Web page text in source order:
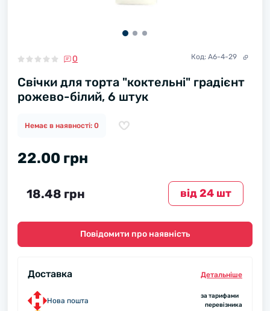
0 Код: A6-4-29
Свічки для торта "коктельні" градієнт
рожево-білий, 6 штук
Немає в наявності: 0
22.00 грн
вiд 24 шт
18.48 грн
Повідомити про наявність
Доставка Детальнiше
Нова пошта
за тарифами
перевізника